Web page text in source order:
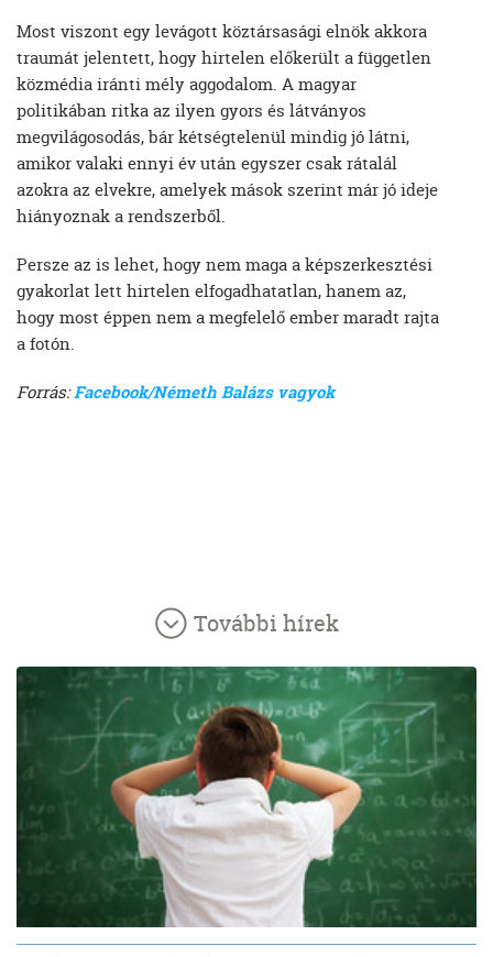
Most viszont egy levágott köztársasági elnök akkora
traumát jelentett, hogy hirtelen előkerült a független
közmédia iránti mély aggodalom. A magyar
politikában ritka az ilyen gyors és látványos
megvilágosodás, bár kétségtelenül mindig jó látni,
amikor valaki ennyi év után egyszer csak rátalál
azokra az elvekre, amelyek mások szerint már jó ideje
hiányoznak a rendszerből.
Persze az is lehet, hogy nem maga a képszerkesztési
gyakorlat lett hirtelen elfogadhatatlan, hanem az,
hogy most éppen nem a megfelelő ember maradt rajta
a fotón.
Forrás:Facebook/Németh Balázs vagyok
További hírek